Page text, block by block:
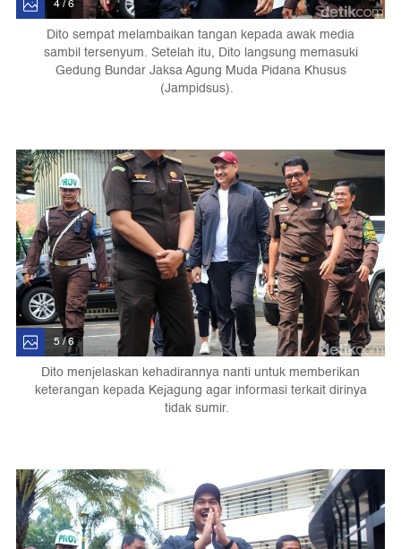
4 / 6
Dito sempat melambaikan tangan kepada awak media
sambil tersenyum. Setelah itu, Dito langsung memasuki
Gedung Bundar Jaksa Agung Muda Pidana Khusus
(Jampidsus).
5 / 6
Dito menjelaskan kehadirannya nanti untuk memberikan
keterangan kepada Kejagung agar informasi terkait dirinya
tidak sumir.